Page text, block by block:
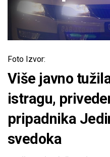
Foto Izvor:
Više javno
istragu,
pripadnika
svedoka